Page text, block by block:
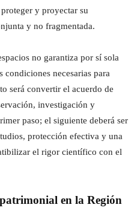
y proyectar su
y no fragmentada.
no garantiza por sí sola
condiciones necesarias para
será convertir el acuerdo de
investigación y
paso; el siguiente deberá ser
protección efectiva y una
el rigor científico con el
en la Región